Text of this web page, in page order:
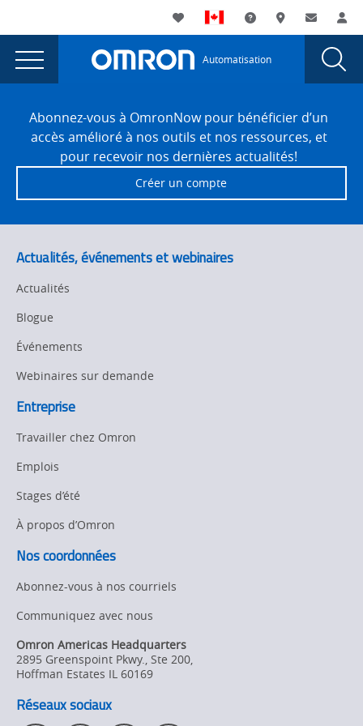
currently
viewing
the
Corporation
Techman
Inc.,
entreprise
robotique
collaborative
Taïwan,
forgent
alliance
stratégique
collaboration
page.
Utility
Navigation
My List AssistanceOù acheter
Main
Navigation
Automatisation
Omron
Corporation
Techman
Robot
Inc.,
entreprise
de
robotique
collaborative
de
Taïwan,
forgent
une
alliance
stratégique
sur
les
robots
de
collaboration
FooterAbonnez-vous à OmronNow pour bénéficier d’un
accès amélioré à nos outils et nos ressources, et
pour recevoir nos dernières actualités!
Créer un compte
Actualités, événements et webinaires
Actualités
Blogue
Événements
Webinaires sur demande
Entreprise
Travailler chez Omron
Emplois
Stages d’été
À propos d’Omron
Nos coordonnées
Abonnez-vous à nos courriels
Communiquez avec nous
Omron Americas Headquarters
2895 Greenspoint Pkwy., Ste 200,
Hoffman Estates IL 60169
Réseaux sociaux